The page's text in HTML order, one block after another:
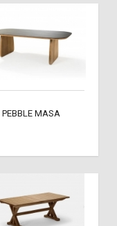
PEBBLE MASA